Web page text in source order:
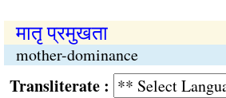
मातृ प्रमुखता
mother-dominance
: